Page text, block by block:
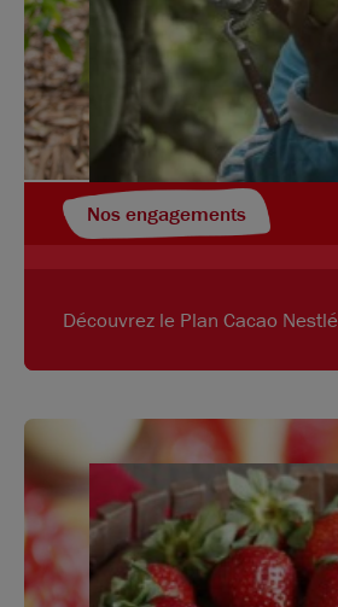
Nos engagements
Découvrez le Plan Cacao Nestlé